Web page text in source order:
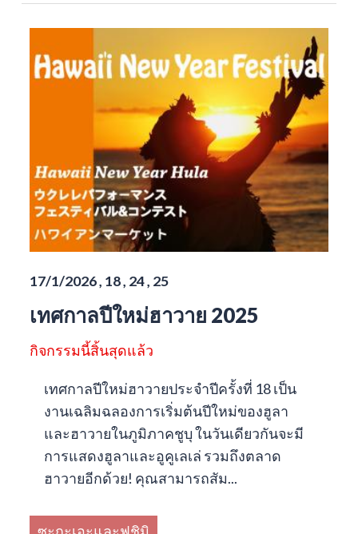
17/1/2026 , 18 , 24 , 25
เทศกาลปีใหม่ฮาวาย 2025
กิจกรรมนี้สิ้นสุดแล้ว
เทศกาลปีใหม่ฮาวายประจำปีครั้งที่ 18 เป็น
งานเฉลิมฉลองการเริ่มต้นปีใหม่ของฮูลา
และฮาวายในภูมิภาคชูบุ ในวันเดียวกันจะมี
การแสดงฮูลาและอูคูเลเล่ รวมถึงตลาด
ฮาวายอีกด้วย! คุณสามารถสัม...